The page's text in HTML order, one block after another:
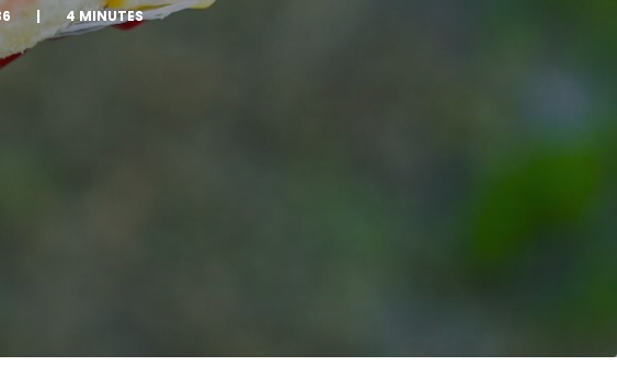
| 4 MINUTES